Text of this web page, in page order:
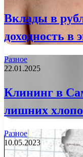
Вклады в
доходность в
Разное
22.01.2025
Клининг в
лишних
Разное
10.05.2023